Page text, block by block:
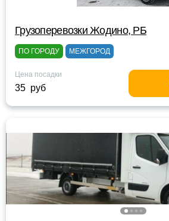
Грузоперевозки Жодино, РБ
ПО ГОРОДУ МЕЖГОРОД
Цена посадки
35 руб